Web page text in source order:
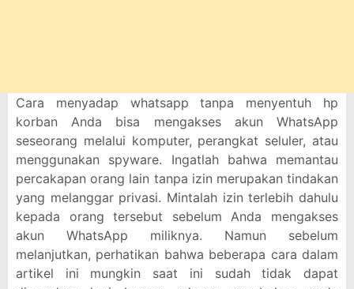
Cara menyadap whatsapp tanpa menyentuh hp
korban Anda bisa mengakses akun WhatsApp
seseorang melalui komputer, perangkat seluler, atau
menggunakan spyware. Ingatlah bahwa memantau
percakapan orang lain tanpa izin merupakan tindakan
yang melanggar privasi. Mintalah izin terlebih dahulu
kepada orang tersebut sebelum Anda mengakses
akun WhatsApp miliknya. Namun sebelum
melanjutkan, perhatikan bahwa beberapa cara dalam
artikel ini mungkin saat ini sudah tidak dapat